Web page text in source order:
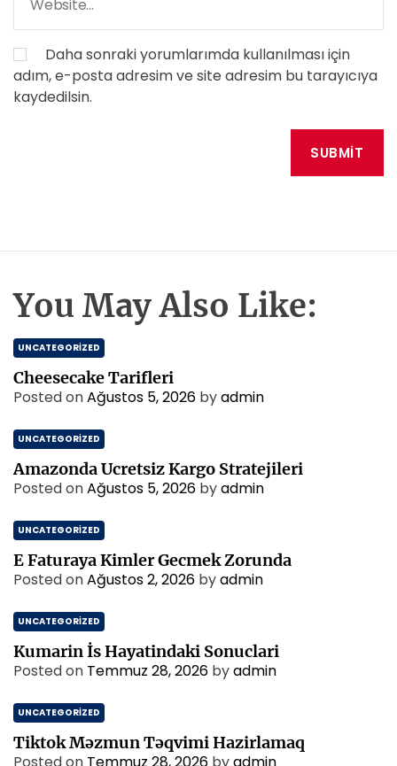
Daha sonraki yorumlarımda kullanılması için
adım, e-posta adresim ve site adresim bu tarayıcıya
kaydedilsin.
You May Also Like:
UNCATEGORIZED
Cheesecake Tarifleri
Posted onAğustos 5, 2026 byadmin
UNCATEGORIZED
Amazonda Ucretsiz Kargo Stratejileri
Posted onAğustos 5, 2026 byadmin
UNCATEGORIZED
E Faturaya Kimler Gecmek Zorunda
Posted onAğustos 2, 2026 byadmin
UNCATEGORIZED
Kumarin İs Hayatindaki Sonuclari
Posted on Temmuz 28, 2026 byadmin
UNCATEGORIZED
Tiktok Məzmun Təqvimi Hazirlamaq